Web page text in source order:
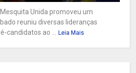
Unida promoveu um
reuniu diversas lideranças
candidatos ao ...
Leia Mais